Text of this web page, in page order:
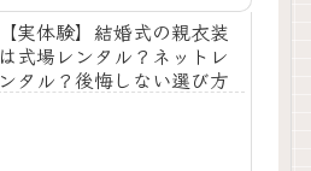
【実体験】結婚式の親衣装
は式場レンタル？ネットレ
ンタル？後悔しない選び方